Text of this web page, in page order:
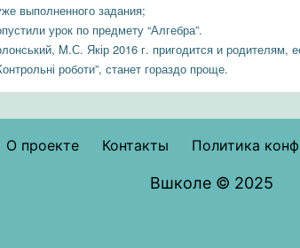
выполненного задания;
урок по предмету “Алгебра”.
M.С. Якір 2016 г. пригодится и родителям,
роботи”, станет гораздо проще.
О проекте Контакты Политика
Вшколе © 2025